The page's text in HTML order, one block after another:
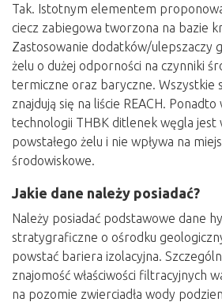
Tak. Istotnym elementem
ciecz zabiegowa tworzona na bazie
Zastosowanie dodatków/ulepszaczy
żelu o dużej odporności na czynniki
termiczne oraz baryczne. Wszystkie
znajdują się na liście REACH.
technologii THBK ditlenek węgla jest
powstałego żelu i nie wpływa na
środowiskowe.
Jakie dane należy posiadać?
Należy posiadać podstawowe dane
stratygraficzne o ośrodku
powstać bariera izolacyjna.
znajomość właściwości filtracyjnych
na pozomie zwierciadła wody